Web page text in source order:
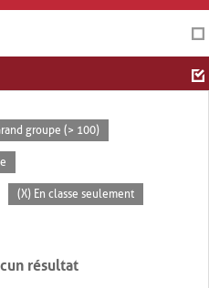
groupe (> 100)
(X) En classe seulement
résultat